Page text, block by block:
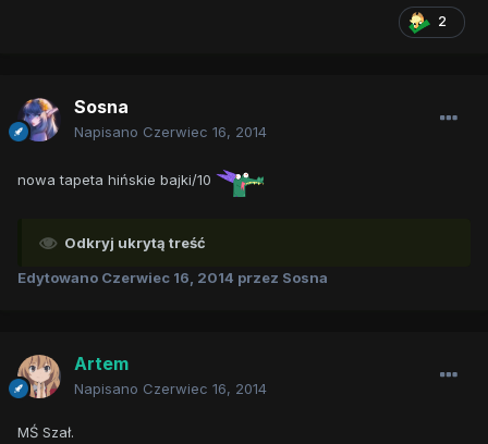
2
Sosna
Napisano Czerwiec 16, 2014
nowa tapeta hińskie bajki/10
Odkryj ukrytą treść
Edytowano Czerwiec 16, 2014 przez Sosna
Artem
Napisano Czerwiec 16, 2014
MŚ Szał.